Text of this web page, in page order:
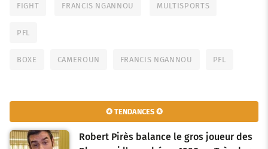
FIGHT FRANCIS NGANNOU MULTISPORTS
PFL
BOXE CAMEROUN FRANCIS NGANNOU PFL
✪ TENDANCES ✪
Robert Pirès balance le gros joueur des